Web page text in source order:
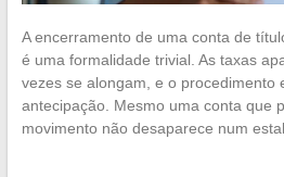
A encerramento de uma conta de
é uma formalidade trivial. As taxas
vezes se alongam, e o procedimento
antecipação. Mesmo uma conta que
movimento não desaparece num